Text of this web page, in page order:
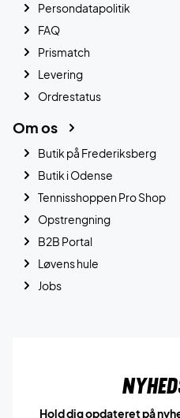
Persondatapolitik
FAQ
Prismatch
Levering
Ordrestatus
Om os
Butik på Frederiksberg
Butik i Odense
Tennisshoppen Pro Shop
Opstrengning
B2B Portal
Løvens hule
Jobs
Hold dig opdateret på